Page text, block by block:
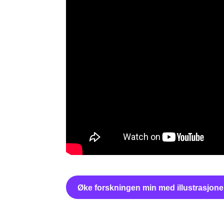
Øke forskningen min med